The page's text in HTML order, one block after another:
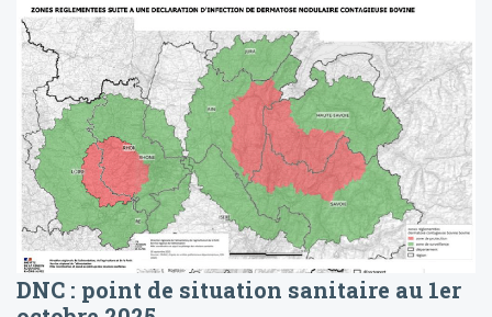
DNC : point de situation sanitaire au 1er